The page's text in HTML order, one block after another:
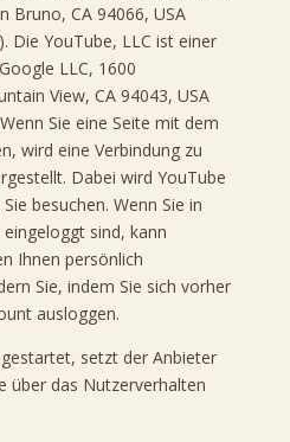
Bruno, CA 94066, USA
Die YouTube, LLC ist einer
LLC, 1600
View, CA 94043, USA
Sie eine Seite mit dem
wird eine Verbindung zu
Dabei wird YouTube
besuchen. Wenn Sie in
sind, kann
Ihnen persönlich
Sie, indem Sie sich vorher
ausloggen.
setzt der Anbieter
über das Nutzerverhalten